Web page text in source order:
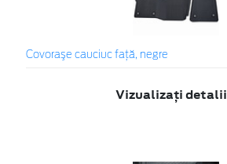
Covoraşe cauciuc faţă, negre
Vizualizați detalii